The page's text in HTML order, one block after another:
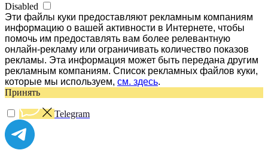
Disabled
Эти файлы куки предоставляют рекламным компаниям
информацию о вашей активности в Интернете, чтобы
помочь им предоставлять вам более релевантную
онлайн-рекламу или ограничивать количество показов
рекламы. Эта информация может быть передана другим
рекламным компаниям. Список рекламных файлов куки,
которые мы используем, см. здесь.
Принять
Telegram